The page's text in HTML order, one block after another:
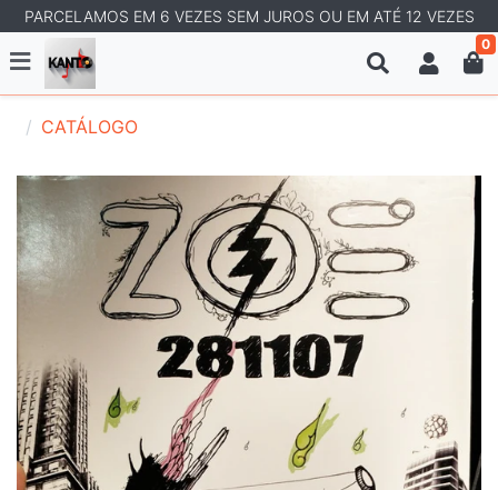
PARCELAMOS EM 6 VEZES SEM JUROS OU EM ATÉ 12 VEZES
0
CATÁLOGO